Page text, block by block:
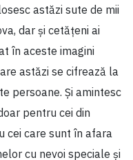
astăzi sute de mii
dar și cetățeni ai
în aceste imagini
astăzi se cifrează la
persoane. Și amintesc
pentru cei din
cei care sunt în afara
cu nevoi speciale și